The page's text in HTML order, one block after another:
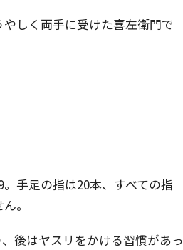
しく両手に受けた喜左衛門で
手足の指は20本、すべての指
。
後はヤスリをかける習慣があっ